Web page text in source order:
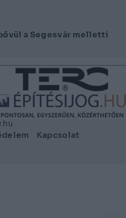
a Segesvár melletti
Kapcsolat